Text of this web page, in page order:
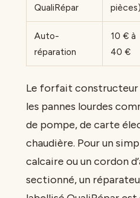
QualiRépar
pièces)
Auto-
réparation
10 € à
40 €
Le forfait constructeur
les pannes lourdes
de pompe, de carte
chaudière. Pour un
calcaire ou un cordon
sectionné, un